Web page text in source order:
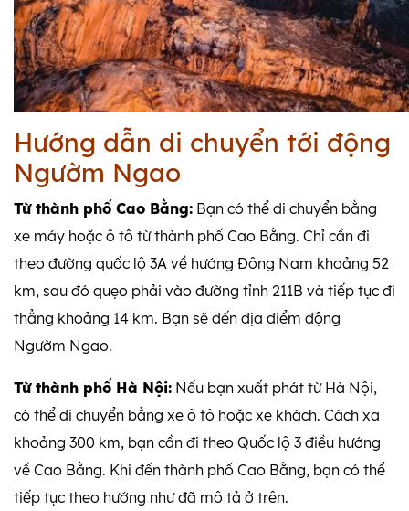
Hướng dẫn di chuyển tới động
Ngườm Ngao
Từ thành phố Cao Bằng: Bạn có thể di chuyển bằng
xe máy hoặc ô tô từ thành phố Cao Bằng. Chỉ cần đi
theo đường quốc lộ 3A về hướng Đông Nam khoảng 52
km, sau đó quẹo phải vào đường tỉnh 211B và tiếp tục đi
thẳng khoảng 14 km. Bạn sẽ đến địa điểm động
Ngườm Ngao.
Từ thành phố Hà Nội: Nếu bạn xuất phát từ Hà Nội,
có thể di chuyển bằng xe ô tô hoặc xe khách. Cách xa
khoảng 300 km, bạn cần đi theo Quốc lộ 3 điều hướng
về Cao Bằng. Khi đến thành phố Cao Bằng, bạn có thể
tiếp tục theo hướng như đã mô tả ở trên.